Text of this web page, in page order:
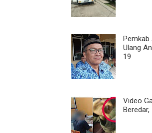
Pemkab
Ulang
19
Video
Beredar,